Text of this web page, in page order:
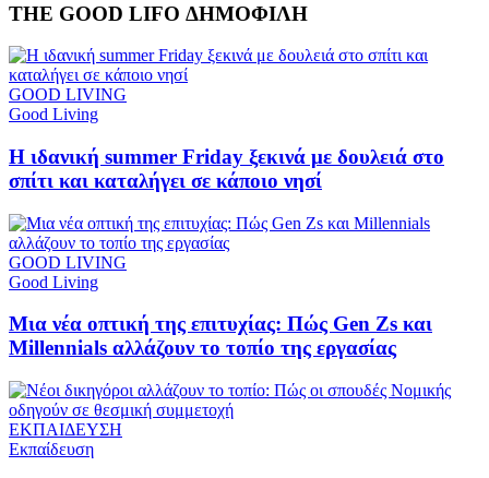
THE GOOD LIFO ΔΗΜΟΦΙΛΗ
GOOD LIVING
Good Living
Η ιδανική summer Friday ξεκινά με δουλειά στο
σπίτι και καταλήγει σε κάποιο νησί
GOOD LIVING
Good Living
Μια νέα οπτική της επιτυχίας: Πώς Gen Zs και
Millennials αλλάζουν το τοπίο της εργασίας
ΕΚΠΑΙΔΕΥΣΗ
Εκπαίδευση